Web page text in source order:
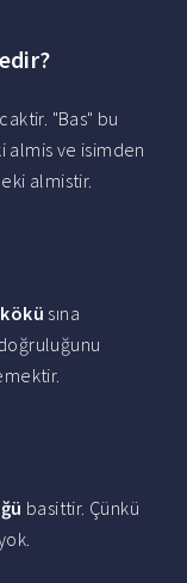
"Bas" bu
almis ve isimden
almistir.
sına
basittir. Çünkü